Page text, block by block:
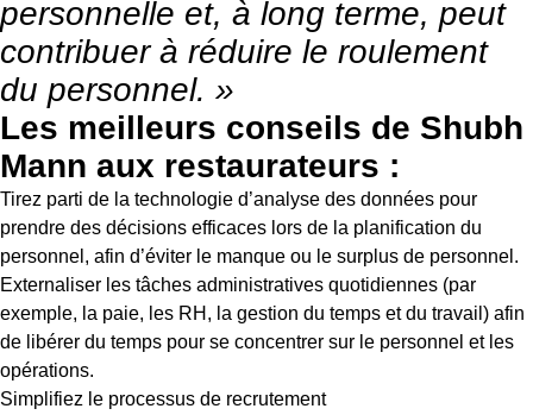
personnelle et, à long terme, peut
contribuer à réduire le roulement
du personnel. »
Les meilleurs conseils de Shubh
Mann aux restaurateurs :
Tirez parti de la technologie d’analyse des données pour
prendre des décisions efficaces lors de la planification du
personnel, afin d’éviter le manque ou le surplus de personnel.
Externaliser les tâches administratives quotidiennes (par
exemple, la paie, les RH, la gestion du temps et du travail) afin
de libérer du temps pour se concentrer sur le personnel et les
opérations.
Simplifiez le processus de recrutement